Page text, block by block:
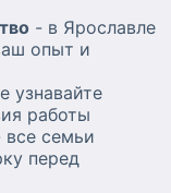
- в Ярославле
опыт и
узнавайте
работы
все семьи
перед